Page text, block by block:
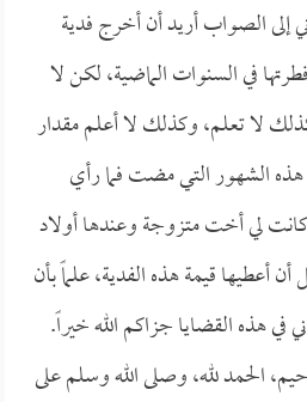
إلى الصواب أريد أن أخرج فدية
في السنوات الماضية، لكن لا
لا تعلم، وكذلك لا أعلم مقدار
الشهور التي مضت فما رأي
لي أخت متزوجة وعندها أولاد
قيمة هذه الفدية، علماً بأن
في هذه القضايا جزاكم الله خيراً.
الحمد لله، وصلى الله وسلم على